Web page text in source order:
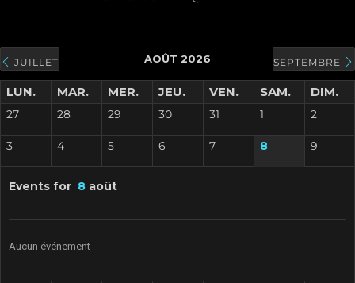
JUILLET AOÛT 2026 SEPTEMBRE
LUN. MAR. MER. JEU. VEN. SAM. DIM.
27 28 29 30 31 1 2
3 4 5 6 7 8 9
Events for 8 août
Aucun événement